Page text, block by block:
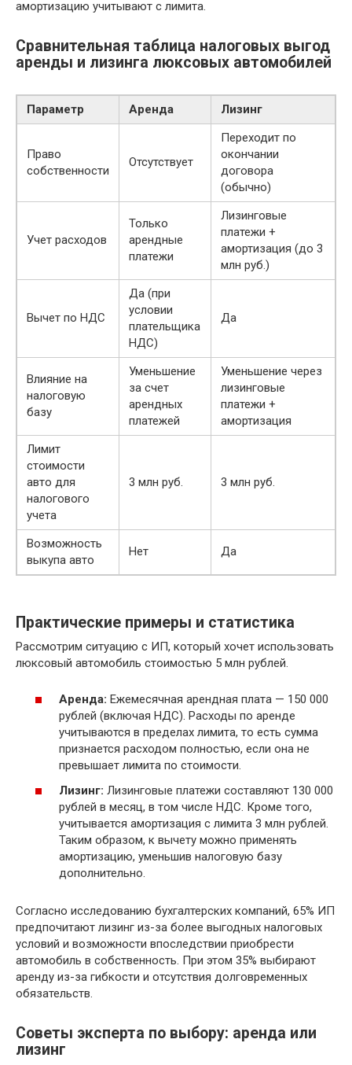
амортизацию учитывают с лимита.
Сравнительная таблица налоговых выгод
аренды и лизинга люксовых автомобилей
Параметр Аренда Лизинг
Право
собственности
Отсутствует
Переходит по
окончании
договора
(обычно)
Учет расходов
Только
арендные
платежи
Лизинговые
платежи +
амортизация (до 3
млн руб.)
Вычет по НДС
Да (при
условии
плательщика
НДС)
Да
Влияние на
налоговую
базу
Уменьшение
за счет
арендных
платежей
Уменьшение через
лизинговые
платежи +
амортизация
Лимит
стоимости
авто для
налогового
учета
3 млн руб. 3 млн руб.
Возможность
выкупа авто
Нет Да
Практические примеры и статистика
Рассмотрим ситуацию с ИП, который хочет использовать
люксовый автомобиль стоимостью 5 млн рублей.
Аренда: Ежемесячная арендная плата — 150 000
рублей (включая НДС). Расходы по аренде
учитываются в пределах лимита, то есть сумма
признается расходом полностью, если она не
превышает лимита по стоимости.
Лизинг: Лизинговые платежи составляют 130 000
рублей в месяц, в том числе НДС. Кроме того,
учитывается амортизация с лимита 3 млн рублей.
Таким образом, к вычету можно применять
амортизацию, уменьшив налоговую базу
дополнительно.
Согласно исследованию бухгалтерских компаний, 65% ИП
предпочитают лизинг из-за более выгодных налоговых
условий и возможности впоследствии приобрести
автомобиль в собственность. При этом 35% выбирают
аренду из-за гибкости и отсутствия долговременных
обязательств.
Советы эксперта по выбору: аренда или
лизинг